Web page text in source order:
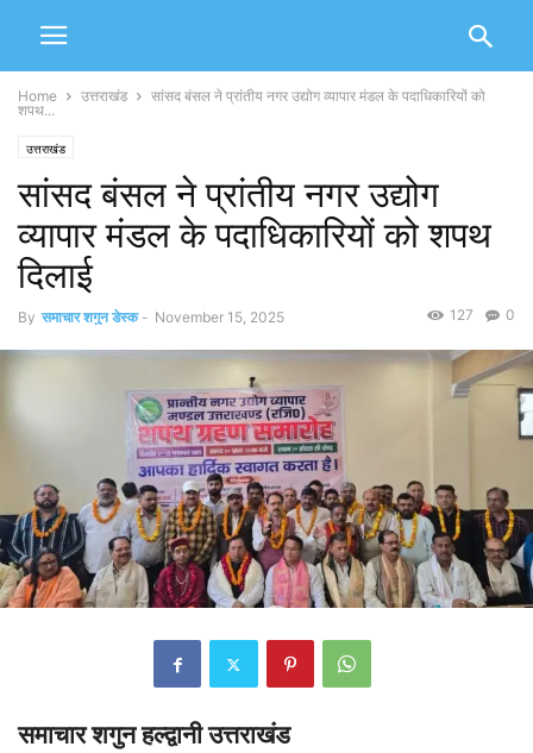
Home उत्तराखंड
सांसद बंसल ने प्रांतीय नगर उद्योग व्यापार मंडल के पदाधिकारियों को
शपथ...
उत्तराखंड
सांसद बंसल ने प्रांतीय नगर उद्योग
व्यापार मंडल के पदाधिकारियों को शपथ
दिलाई
By समाचार शगुन डेस्क - November 15, 2025 0
127
समाचार शगुन हल्द्वानी उत्तराखंड